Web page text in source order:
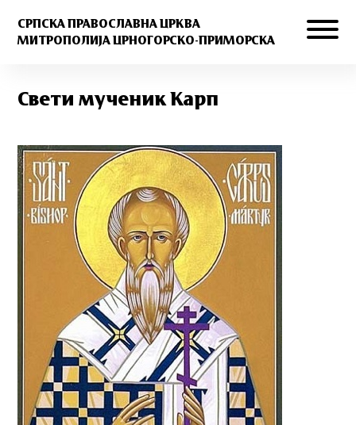
СРПСКА ПРАВОСЛАВНА ЦРКВА
МИТРОПОЛИЈА ЦРНОГОРСКО-ПРИМОРСКА
Свети мученик Карп